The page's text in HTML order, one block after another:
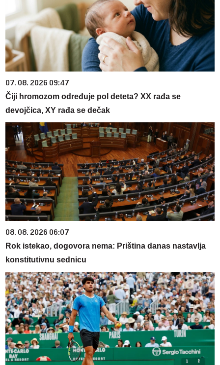
07. 08. 2026 09:47
Čiji hromozom određuje pol deteta? XX rađa se
devojčica, XY rađa se dečak
08. 08. 2026 06:07
Rok istekao, dogovora nema: Priština danas nastavlja
konstitutivnu sednicu